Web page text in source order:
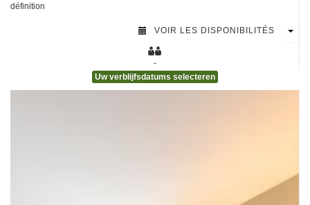
définition
VOIR LES DISPONIBILITÉS
-
Uw verblijfsdatums selecteren